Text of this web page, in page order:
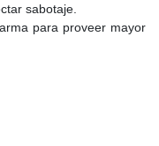
sabotaje.
para proveer mayor